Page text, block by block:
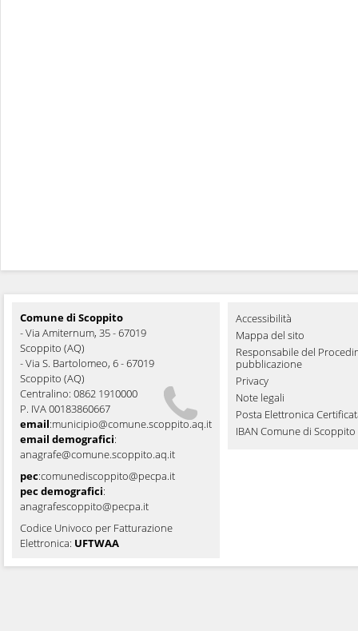
Comune di Scoppito
- Via Amiternum, 35 - 67019
Scoppito (AQ)
- Via S. Bartolomeo, 6 - 67019
Scoppito (AQ)
Centralino: 0862 1910000
P. IVA 00183860667
email:municipio@comune.scoppito.aq.it
email demografici:
anagrafe@comune.scoppito.aq.it
pec:comunediscoppito@pecpa.it
pec demografici:
anagrafescoppito@pecpa.it
Codice Univoco per Fatturazione
Elettronica: UFTWAA
Accessibilità
Mappa del sito
Responsabile del
pubblicazione
Privacy
Note legali
Posta Elettronica
IBAN Comune di Scoppito